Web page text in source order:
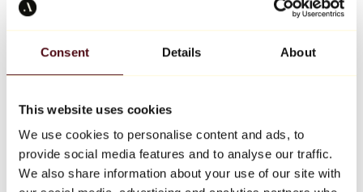
Consent Details About
This website uses cookies
We use cookies to personalise content and ads, to
provide social media features and to analyse our traffic.
We also share information about your use of our site with
Jean-Michel Basquiat
Opera della settimana
Une poignée de prières.